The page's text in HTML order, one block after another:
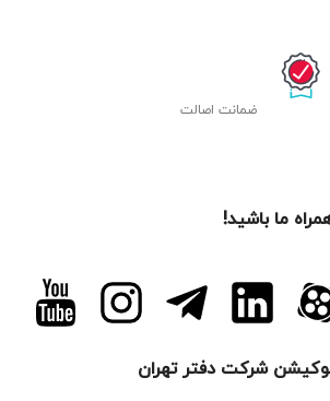
ﺿﻤﺎﻧﺖ اصالت
ما باشید!
شرکت دفتر تهران